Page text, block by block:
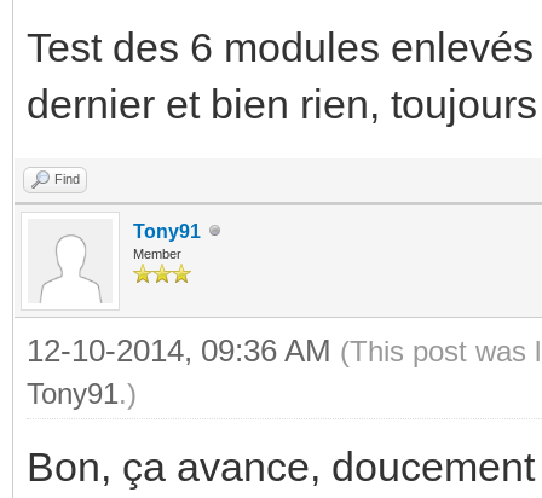
Test des 6 modules
dernier et bien rien,
Find
Tony91
Member
12-10-2014, 09:36 AM (This post was
Tony91.)
Bon, ça avance,